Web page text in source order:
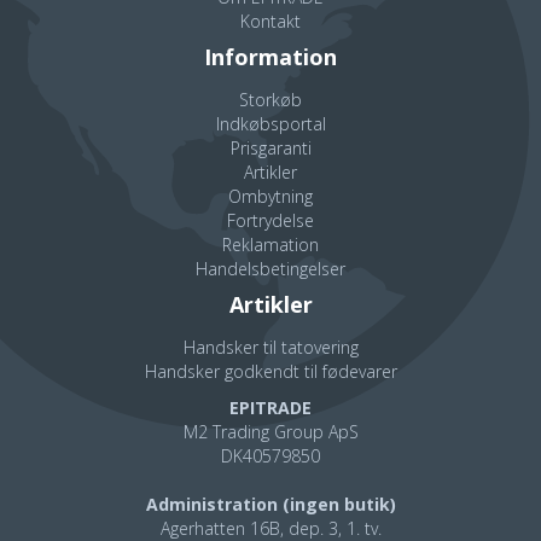
Lav profil og holder bøjlen væk fra ørene
Opfylder EN352-1 standarden
Kontakt
Information
Storkøb
Indkøbsportal
Prisgaranti
Artikler
Ombytning
Fortrydelse
Reklamation
Handelsbetingelser
Artikler
Handsker til tatovering
Handsker godkendt til fødevarer
EPITRADE
M2 Trading Group ApS
DK40579850
Administration (ingen butik)
Agerhatten 16B, dep. 3, 1. tv.